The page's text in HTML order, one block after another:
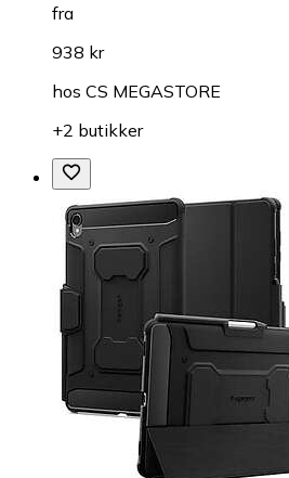
fra
938 kr
hos CS MEGASTORE
+2 butikker